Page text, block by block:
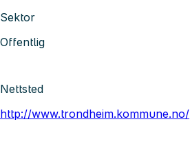
Sektor
Offentlig
Nettsted
http://www.trondheim.kommune.no/